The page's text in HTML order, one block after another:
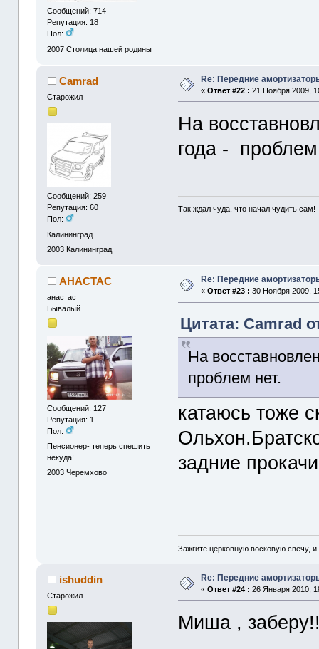
Сообщений: 714
Репутация: 18
Пол:
2007 Столица нашей родины
Camrad
Старожил
Сообщений: 259
Репутация: 60
Пол:
Калининград
2003 Калининград
Re: Передние
«Ответ #22 : 21 Ноября 2009,
На
года - проблем
Так ждал чуда, что начал чудить сам!
АНАСТАС
анастас
Бывалый
Сообщений: 127
Репутация: 1
Пол:
Пенсионер- теперь спешить
некуда!
2003 Черемхово
Re: Передние
«Ответ #23 : 30 Ноября 2009,
Цитата: Camrad
На
проблем нет.
катаюсь тоже
задние
Зажгите церковную восковую свечу,
ishuddin
Старожил
Re: Передние
«Ответ #24 : 26 Января 2010,
Миша ,